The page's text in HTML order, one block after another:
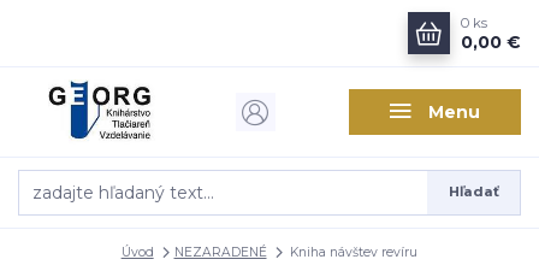
Menu
Hľadať
0 ks
0,00 €
Úvod NEZARADENÉ Kniha návštev revíru